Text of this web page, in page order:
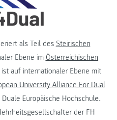
als Teil des Steirischen
Ebene im Österreichischen
auf internationaler Ebene mit
University Alliance For Dual
Europäische Hochschule.
der FH